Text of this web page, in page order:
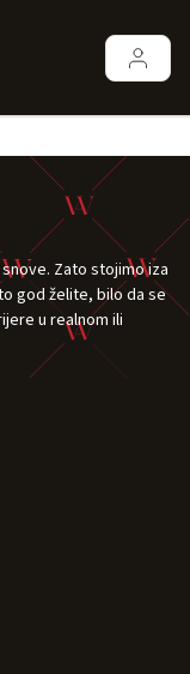
Zato stojimo iza
god želite, bilo da se
u realnom ili